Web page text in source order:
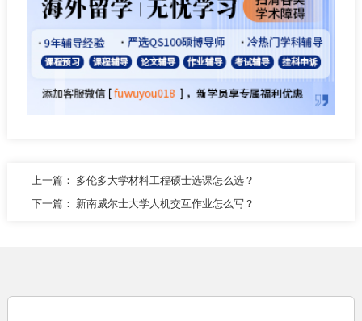
上一篇： 多伦多大学材料工程硕士选课怎么选？
下一篇： 新南威尔士大学人机交互作业怎么写？